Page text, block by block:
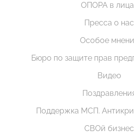
ОПОРА в
Пресса о нас
Особое
Бюро по защите прав
Видео
Поддержка МСП.
СВОй бизнес